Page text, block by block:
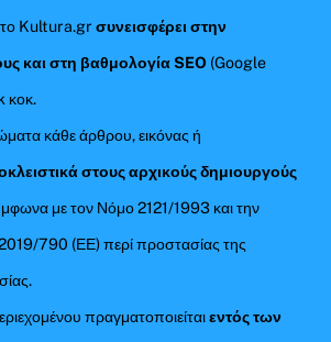
Kultura.gr συνεισφέρει στην
και στη βαθμολογία SEO (Google
κοκ.
κάθε άρθρου, εικόνας ή
στους αρχικούς δημιουργούς
με τον Νόμο 2121/1993 και την
790 (ΕΕ) περί προστασίας της
πραγματοποιείταιεντός των